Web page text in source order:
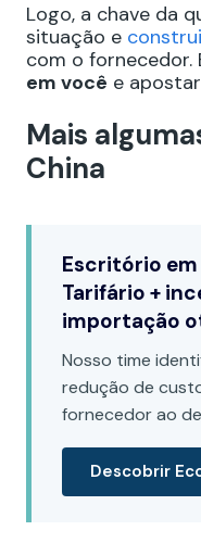
Logo, a chave da
situação e
com o fornecedor.
em você e
Mais
China
Escritório em
Tarifário +
importação
Nosso time
redução de
fornecedor ao
Descobrir